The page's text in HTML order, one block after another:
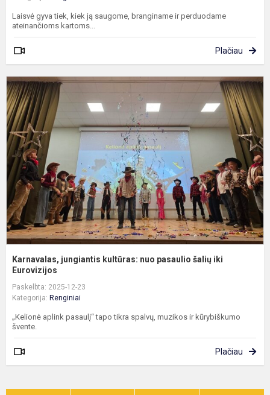
Laisvė gyva tiek, kiek ją saugome, branginame ir perduodame
ateinančioms kartoms...
Plačiau
Karnavalas, jungiantis kultūras: nuo pasaulio šalių iki
Eurovizijos
Paskelbta: 2025-12-23
Kategorija: Renginiai
„Kelionė aplink pasaulį“ tapo tikra spalvų, muzikos ir kūrybiškumo
švente.
Plačiau